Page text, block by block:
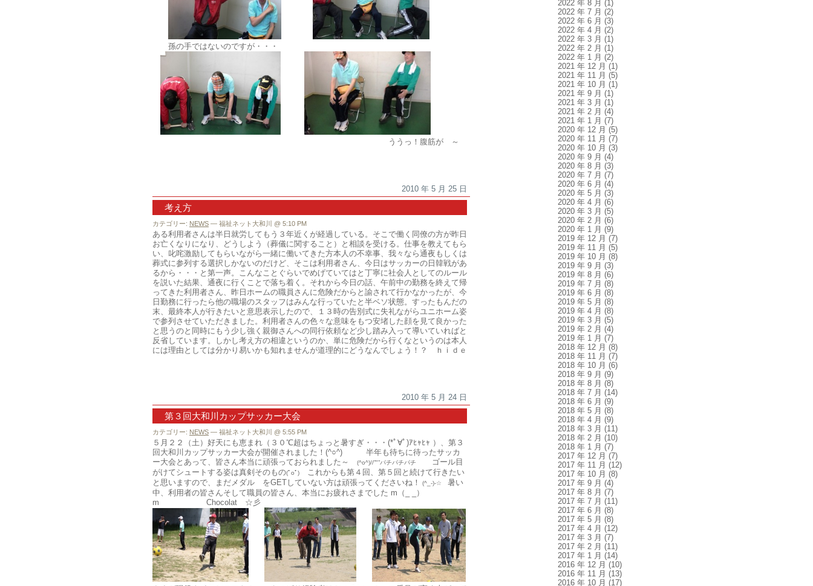
孫の手ではないのですが・・・
ううっ！腹筋が ～
2010 年 5 月 25 日
考え方
カテゴリー: NEWS — 福祉ネット大和川 @ 5:10 PM
ある利用者さんは半日就労してもう３年近くが経過している。そこで働く同僚の方が昨日
お亡くなりになり、どうしよう（葬儀に関すること）と相談を受ける。仕事を教えてもら
い、叱咤激励してもらいながら一緒に働いてきた方本人の不幸事、我々なら通夜もしくは
葬式に参列する選択しかないのだけど、そこは利用者さん、今日はサッカーの日韓戦があ
るから・・・と第一声。こんなことぐらいでめげていてはと丁寧に社会人としてのルール
を説いた結果、通夜に行くことで落ち着く。それから今日の話、午前中の勤務を終えて帰
ってきた利用者さん、昨日ホームの職員さんに危険だからと諭されて行かなかったが、今
日勤務に行ったら他の職場のスタッフはみんな行っていたと半ベソ状態。すったもんだの
末、最終本人が行きたいと意思表示したので、１３時の告別式に失礼ながらユニホーム姿
で参列させていただきました。利用者さんの色々な意味をもつ安堵した顔を見て良かった
と思うのと同時にもう少し強く親御さんへの同行依頼など少し踏み入って導いていればと
反省しています。しかし考え方の相違というのか、単に危険だから行くなというのは本人
には理由としては分かり易いかも知れませんが道理的にどうなんでしょう！？ ｈｉｄｅ
2010 年 5 月 24 日
第３回大和川カップサッカー大会
カテゴリー: NEWS — 福祉ネット大和川 @ 5:55 PM
５月２２（土）好天にも恵まれ（３０℃超はちょっと暑すぎ・・・(*ﾟ∀ﾟ)ｱﾋｬﾋｬ ）、第３
回大和川カップサッカー大会が開催されました！(^○^) 半年も待ちに待ったサッカ
ー大会とあって、皆さん本当に頑張っておられました～
(^o^)//”"”パチパチパチ
ゴール目
がけてシュートする姿は真剣そのもの(ﾟoﾟ)
これからも第４回、第５回と続けて行きたい
と思いますので、まだメダル をGETしていない方は頑張ってくださいね！
(^_-)-☆ 暑い
中、利用者の皆さんそして職員の皆さん、本当にお疲れさまでした m（_ _）
m Chocolat ☆彡
2022 年 8 月 (1)
2022 年 7 月 (2)
2022 年 6 月 (3)
2022 年 4 月 (2)
2022 年 3 月 (1)
2022 年 2 月 (1)
2022 年 1 月 (2)
2021 年 12 月 (1)
2021 年 11 月 (5)
2021 年 10 月 (1)
2021 年 9 月 (1)
2021 年 3 月 (1)
2021 年 2 月 (4)
2021 年 1 月 (7)
2020 年 12 月 (5)
2020 年 11 月 (7)
2020 年 10 月 (3)
2020 年 9 月 (4)
2020 年 8 月 (3)
2020 年 7 月 (7)
2020 年 6 月 (4)
2020 年 5 月 (3)
2020 年 4 月 (6)
2020 年 3 月 (5)
2020 年 2 月 (6)
2020 年 1 月 (9)
2019 年 12 月 (7)
2019 年 11 月 (5)
2019 年 10 月 (8)
2019 年 9 月 (3)
2019 年 8 月 (6)
2019 年 7 月 (8)
2019 年 6 月 (8)
2019 年 5 月 (8)
2019 年 4 月 (8)
2019 年 3 月 (5)
2019 年 2 月 (4)
2019 年 1 月 (7)
2018 年 12 月 (8)
2018 年 11 月 (7)
2018 年 10 月 (6)
2018 年 9 月 (9)
2018 年 8 月 (8)
2018 年 7 月 (14)
2018 年 6 月 (9)
2018 年 5 月 (8)
2018 年 4 月 (9)
2018 年 3 月 (11)
2018 年 2 月 (10)
2018 年 1 月 (7)
2017 年 12 月 (7)
2017 年 11 月 (12)
2017 年 10 月 (8)
2017 年 9 月 (4)
2017 年 8 月 (7)
2017 年 7 月 (11)
2017 年 6 月 (8)
2017 年 5 月 (8)
2017 年 4 月 (12)
2017 年 3 月 (7)
2017 年 2 月 (11)
2017 年 1 月 (14)
2016 年 12 月 (10)
2016 年 11 月 (13)
2016 年 10 月 (17)